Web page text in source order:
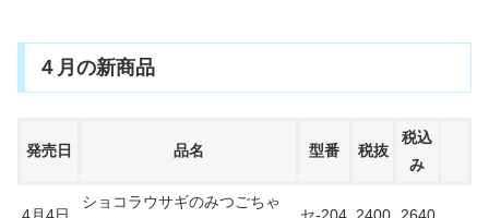
４月の新商品
発売日 品名 型番 税抜
税込
み
4月4日
ショコラウサギのみつごちゃ
セ-204 2400 2640